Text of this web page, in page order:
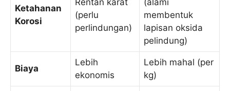
Ketahanan
Korosi
Rentan karat
(perlu
perlindungan)
(alami
membentuk
lapisan oksida
pelindung)
Biaya
Lebih
ekonomis
Lebih mahal (per
kg)